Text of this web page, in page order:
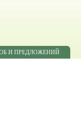
И ПРЕДЛОЖЕНИЙ